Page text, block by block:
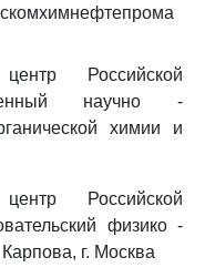
Российской
научно -
химии и
Российской
физико -
г. Москва